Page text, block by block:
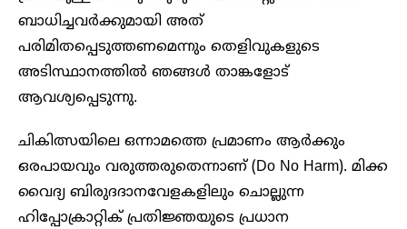
ബാധിച്ചവര്‍ക്കുമായി അത്
പരിമിതപ്പെടുത്തണമെന്നും തെളിവുകളുടെ
അടിസ്ഥാനത്തില്‍ ഞങ്ങള്‍ താങ്കളോട്
ആവശ്യപ്പെടുന്നു.
ചികിത്സയിലെ ഒന്നാമത്തെ പ്രമാണം ആര്‍ക്കും
ഒരപായവും വരുത്തരുതെന്നാണ് (Do No Harm). മിക്ക
വൈദ്യ ബിരുദദാനവേളകളിലും ചൊല്ലുന്ന
ഹിപ്പോക്രാറ്റിക് പ്രതിജ്ഞയുടെ പ്രധാന